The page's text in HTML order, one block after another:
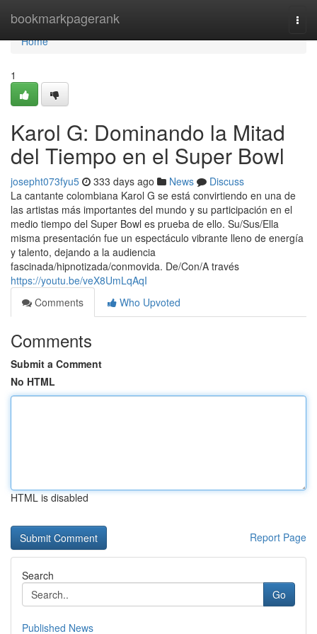
bookmarkpagerank
Home
Home
1
Karol G: Dominando la Mitad
del Tiempo en el Super Bowl
josepht073fyu5 333 days ago News
Discuss
La cantante colombiana Karol G se está convirtiendo en una de
las artistas más importantes del mundo y su participación en el
medio tiempo del Super Bowl es prueba de ello. Su/Sus/Ella
misma presentación fue un espectáculo vibrante lleno de energía
y talento, dejando a la audiencia
fascinada/hipnotizada/conmovida. De/Con/A través
https://youtu.be/veX8UmLqAqI
Comments
Who Upvoted
Comments
Submit a Comment
No HTML
HTML is disabled
Report Page
Search
Go
Published News